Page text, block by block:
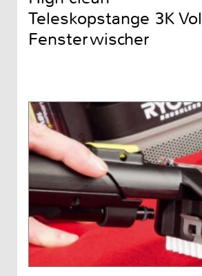
Teleskopstange 3K
Fensterwischer